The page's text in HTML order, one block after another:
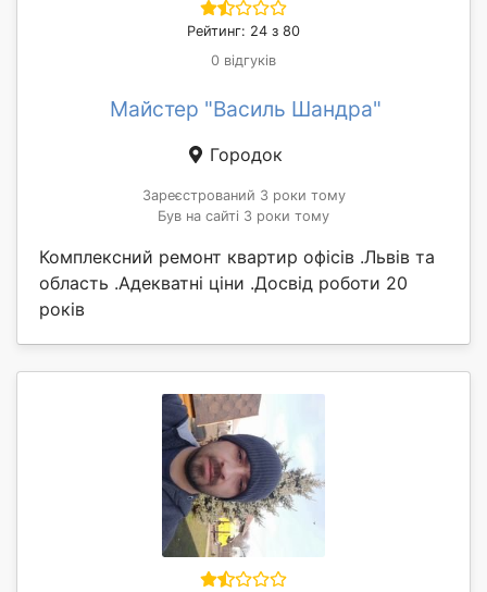
Рейтинг: 24 з 80
0 відгуків
Майстер "Василь Шандра"
Городок
Зареєстрований 3 роки тому
Був на сайті 3 роки тому
Комплексний ремонт квартир офісів .Львів та
область .Адекватні ціни .Досвід роботи 20
років